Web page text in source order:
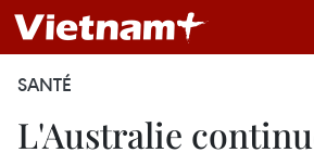
SANTÉ
​L'Australie